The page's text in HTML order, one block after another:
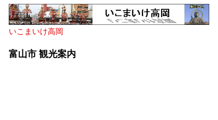
いこまいけ高岡
富山市 観光案内